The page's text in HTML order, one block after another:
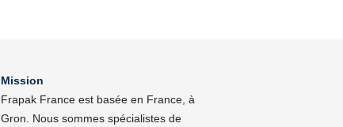
Mission
Frapak France est basée en France, à
Gron. Nous sommes spécialistes de